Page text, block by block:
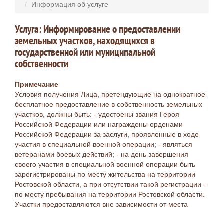
Информация об услуге
Услуга: Информирование о предоставлении
земельных участков, находящихся в
государственной или муниципальной
собственности
Примечание
Условия получения Лица, претендующие на однократное
бесплатное предоставление в собственность земельных
участков, должны быть: - удостоены звания Героя
Российской Федерации или награждены орденами
Российской Федерации за заслуги, проявленные в ходе
участия в специальной военной операции; - являться
ветеранами боевых действий; - на день завершения
своего участия в специальной военной операции быть
зарегистрированы по месту жительства на территории
Ростовской области, а при отсутствии такой регистрации -
по месту пребывания на территории Ростовской области.
Участки предоставляются вне зависимости от места